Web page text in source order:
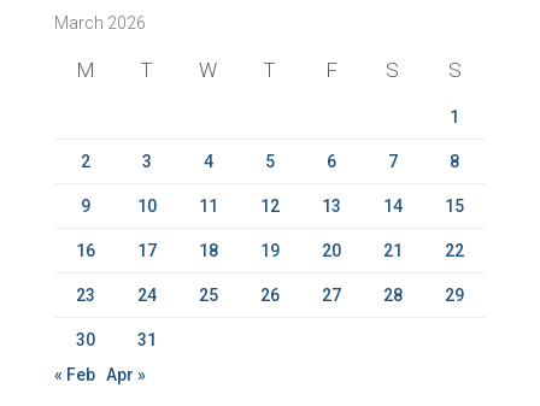
h
March 2026
M T W T F S S
1
2 3 4 5 6 7 8
9 10 11 12 13 14 15
16 17 18 19 20 21 22
23 24 25 26 27 28 29
30
31
« Feb Apr »